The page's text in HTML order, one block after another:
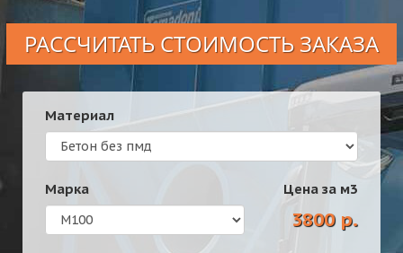
РАССЧИТАТЬ СТОИМОСТЬ ЗАКАЗА
Материал
Марка Цена за м3
3800 р.